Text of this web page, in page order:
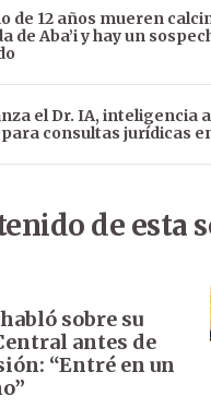
de 12 años mueren
de Aba’i y hay un
el Dr. IA, inteligencia
consultas jurídicas
de esta
sobre su
antes de
“Entré en un